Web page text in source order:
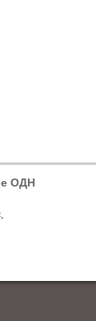
ОДН